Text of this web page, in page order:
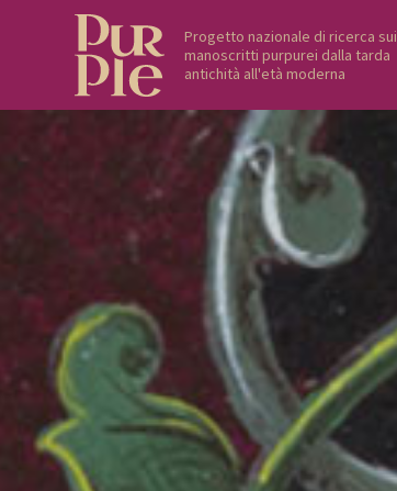
Progetto nazionale di ricerca sui
manoscritti purpurei dalla tarda
antichità all'età moderna